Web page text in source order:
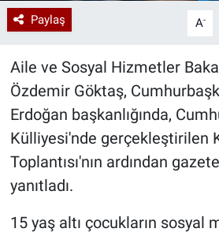
Paylaş A-
Aile ve Sosyal Hizmetler
Özdemir Göktaş,
Erdoğan başkanlığında,
Külliyesi'nde gerçekleştirilen
Toplantısı'nın ardından
yanıtladı.
15 yaş altı çocukların sosyal